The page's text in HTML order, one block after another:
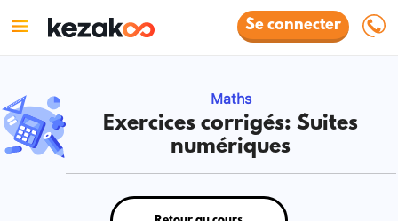
Se connecter
Maths
Exercices corrigés: Suites
numériques